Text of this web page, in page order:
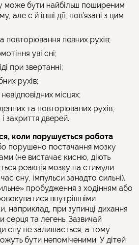
може бути найбільш поширеним
але є й інші дії, пов’язані з цим
повторювання певних рухів;
уві сні;
при звертанні;
рухів;
місцях;
та повторюваних рухів,
закриття дверей.
коли порушується робота
порушено постачання мозку
(не вистачає кисню, діють
реакція мозку на стимули
сну, імпульси занадто сильні).
пробудження з ходінням або
внутрішніми
наприклад, при зупинці дихання
серця та легень. Зазвичай
сну не залишається, а тому
бути непоміченими. У дітей